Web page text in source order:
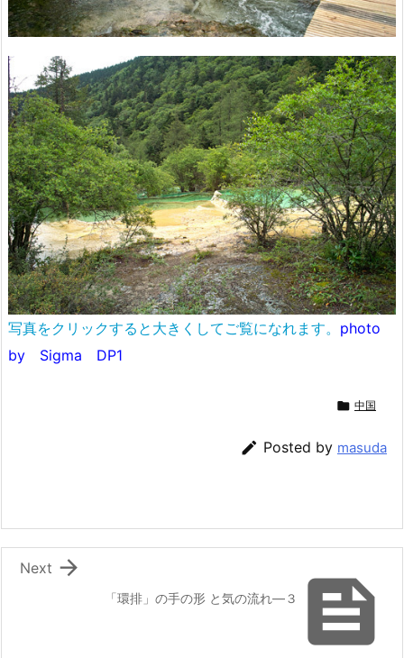
写真をクリックすると大きくしてご覧になれます。 photo
by Sigma DP1
 中国
 Posted by masuda

「環排」の手の形 と気の流れ―３

Next